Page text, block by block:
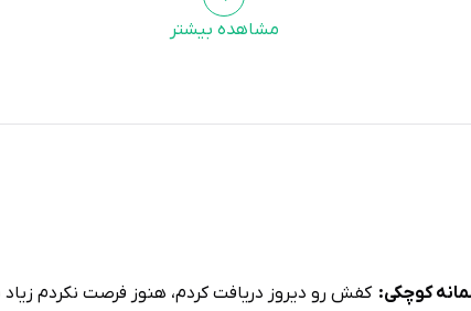
مشاهده بیشتر
کوچکی: کفش رو دیروز دریافت کردم، هنوز فرصت نکردم